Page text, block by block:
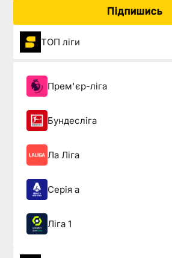
Підпишись
ТОП ліги
Прем'єр-ліга
Бундесліга
Ла Ліга
Серія а
Ліга 1